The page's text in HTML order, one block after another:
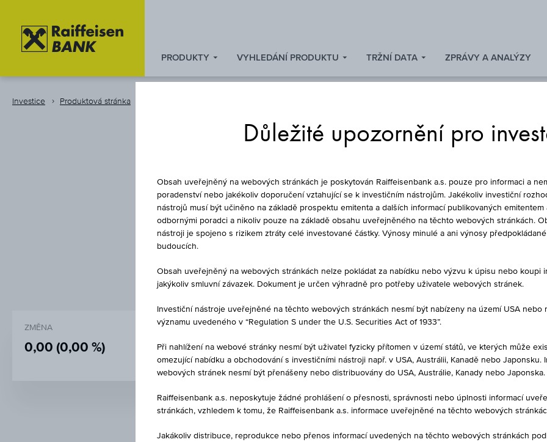
springen
Quicklinks
springen
PRODUKTY VYHLEDÁNÍ PRODUKTU TRŽNÍ DATA ZPRÁVY A ANALÝZY
Investice Produktová stránka
DLUHOPIS
STÁTNÍ DLUHOPIS, 2,75%,
ZMĚNA
0,00 (0,00 %)
NÁKUP
109,79 %
PRODEJ
111,00 %
TRŽNÍ DATA 1D 1M
Důležité upozornění pro
Obsah uveřejněný na webových stránkách je poskytován Raiffeisenbank a.s. pouze pro informaci a
poradenství nebo jakékoliv doporučení vztahující se k investičním nástrojům. Jakékoliv investiční
nástrojů musí být učiněno na základě prospektu emitenta a dalších informací publikovaných
odbornými poradci a nikoliv pouze na základě obsahu uveřejněného na těchto webových stránkách.
nástroji je spojeno s rizikem ztráty celé investované částky. Výnosy minulé a ani výnosy
budoucích.
Obsah uveřejněný na webových stránkách nelze pokládat za nabídku nebo výzvu k úpisu nebo koupi
jakýkoliv smluvní závazek. Dokument je určen výhradně pro potřeby uživatele webových stránek.
Investiční nástroje uveřejněné na těchto webových stránkách nesmí být nabízeny na území USA nebo
významu uvedeného v “Regulation S under the U.S. Securities Act of 1933”.
Při nahlížení na webové stránky nesmí být uživatel fyzicky přítomen v území států, ve kterých může
omezující nabídku a obchodování s investičními nástroji např. v USA, Austrálii, Kanadě nebo Japonsku.
webových stránek nesmí být přenášeny nebo distribuovány do USA, Austrálie, Kanady nebo Japonska.
Raiffeisenbank a.s. neposkytuje žádné prohlášení o přesnosti, správnosti nebo úplnosti informací
stránkách, vzhledem k tomu, že Raiffeisenbank a.s. informace uveřejněné na těchto webových
Jakákoliv distribuce, reprodukce nebo přenos informací uvedených na těchto webových stránkách